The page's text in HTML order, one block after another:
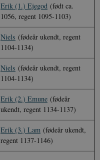
Erik (1.) Ejegod (født ca.
1056, regent 1095-1103)
Niels (fødeår ukendt, regent
1104-1134)
Niels (fødeår ukendt, regent
1104-1134)
Erik (2.) Emune (fødeår
ukendt, regent 1134-1137)
Erik (3.) Lam (fødeår ukendt,
regent 1137-1146)